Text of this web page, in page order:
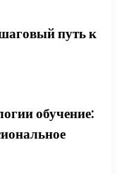
путь к
обучение: